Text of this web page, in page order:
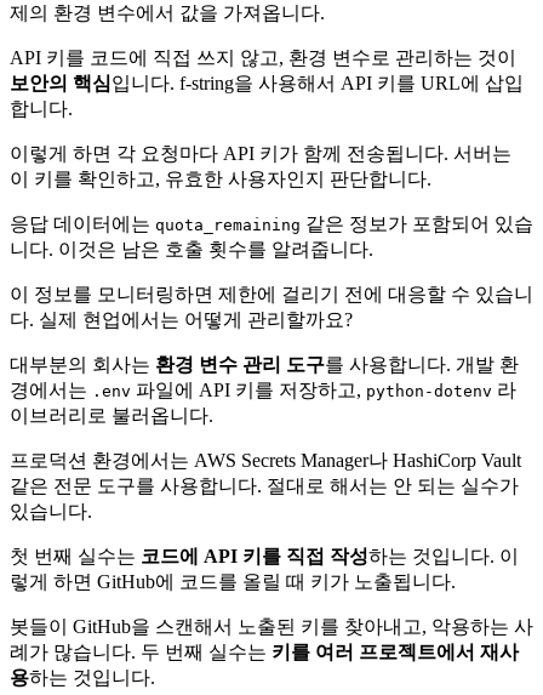
제의 환경 변수에서 값을 가져옵니다.
API 키를 코드에 직접 쓰지 않고, 환경 변수로 관리하는 것이
보안의 핵심입니다. f-string을 사용해서 API 키를 URL에 삽입
합니다.
이렇게 하면 각 요청마다 API 키가 함께 전송됩니다. 서버는
이 키를 확인하고, 유효한 사용자인지 판단합니다.
응답 데이터에는 quota_remaining 같은 정보가 포함되어 있습
니다. 이것은 남은 호출 횟수를 알려줍니다.
이 정보를 모니터링하면 제한에 걸리기 전에 대응할 수 있습니
다. 실제 현업에서는 어떻게 관리할까요?
대부분의 회사는 환경 변수 관리 도구를 사용합니다. 개발 환
경에서는 .env 파일에 API 키를 저장하고, python-dotenv 라
이브러리로 불러옵니다.
프로덕션 환경에서는 AWS Secrets Manager나 HashiCorp Vault
같은 전문 도구를 사용합니다. 절대로 해서는 안 되는 실수가
있습니다.
첫 번째 실수는 코드에 API 키를 직접 작성하는 것입니다. 이
렇게 하면 GitHub에 코드를 올릴 때 키가 노출됩니다.
봇들이 GitHub을 스캔해서 노출된 키를 찾아내고, 악용하는 사
례가 많습니다. 두 번째 실수는 키를 여러 프로젝트에서 재사
용하는 것입니다.